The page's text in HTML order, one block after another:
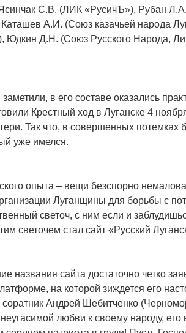
С.В. (ЛИК «РусичЪ»), Рубан Л.А.
Каташев А.И. (Союз казачьей народа
Д.Н. (Союз Русского Народа,
в его составе оказались
Крестный ход в Луганске 4
Так что, в совершенных потемках
уже имелся.
опыта – вещи безспорно
Луганщины для борьбы с
светоч, с ним если и
светочем стал сайт «Русский
названия сайта достаточно четко
на которой зиждется его
Андрей Шебитченко
любви к своему народу,